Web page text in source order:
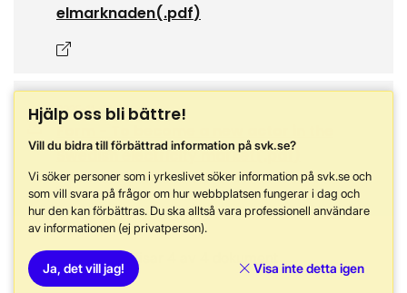
elmarknaden(.pdf)
2025-11-24
Form - To become a new actor in the
Swedish electricity market(.pdf)
Öppnas i nytt fönster
Visar 4 av 4 dokument
Hjälp oss bli bättre!
Vill du bidra till förbättrad information på svk.se?
Vi söker personer som i yrkeslivet söker information på svk.se och
som vill svara på frågor om hur webbplatsen fungerar i dag och
hur den kan förbättras. Du ska alltså vara professionell användare
av informationen (ej privatperson).
Ja, det vill jag! Visa inte detta igen